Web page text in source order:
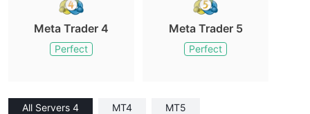
Meta Trader 4
Perfect
Meta Trader 5
Perfect
All Servers 4 MT4 MT5